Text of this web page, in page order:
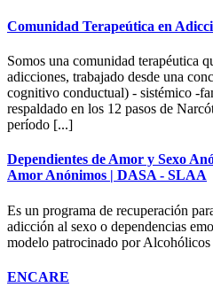
Comunidad Terapeútica en
Somos una comunidad terapéutica
adicciones, trabajado desde una
cognitivo conductual) - sistémico -
respaldado en los 12 pasos de
período [...]
Dependientes de Amor y Sexo
Amor Anónimos | DASA - SLAA
Es un programa de recuperación
adicción al sexo o dependencias
modelo patrocinado por
ENCARE